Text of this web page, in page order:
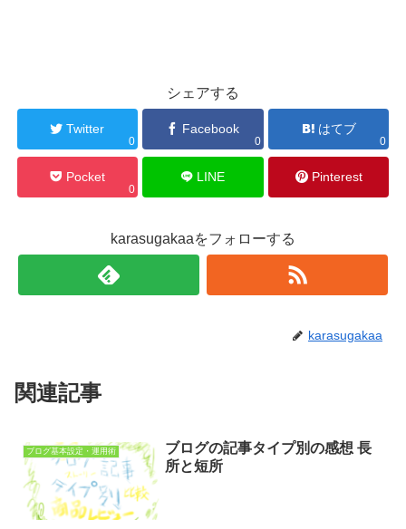
シェアする
Twitter
0
Facebook
0
はてブ
0
Pocket
0
LINE Pinterest
karasugakaaをフォローする
karasugakaa
関連記事
ブログ基本設定・運用術
ブログの記事タイプ別の感想 長
所と短所